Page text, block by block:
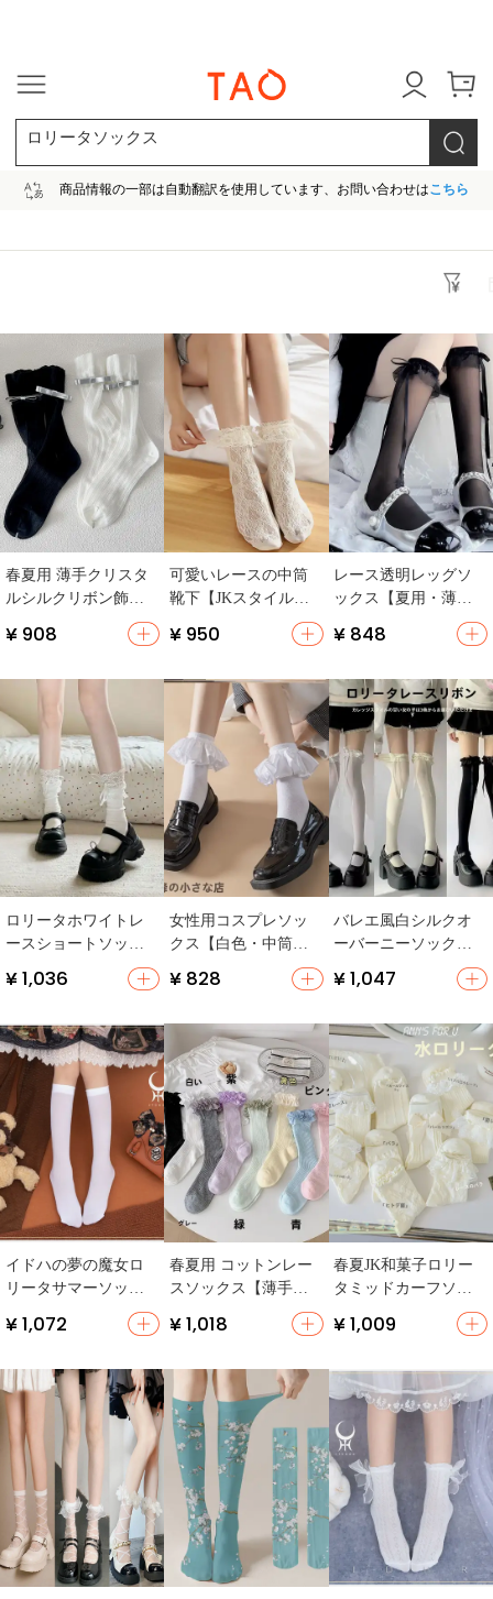
ロリータソックス
商品情報の一部は自動翻訳を使用しています、お問い合わせはこちら
春夏用 薄手クリスタ
ルシルクリボン飾り
ソックス【ラグジュ
アリー・ロリータス
¥ 908
可愛いレースの中筒
靴下【JKスタイル・
女子向け・極上の柔
らかさ】（セットア
¥ 950
レース透明レッグソ
ックス【夏用・薄
手・バレエ風・リボ
ン付き・ロリータス
¥ 848
ロリータホワイトレ
ースショートソック
¥ 1,036
女性用コスプレソッ
クス【白色・中筒・
フリルデザイン・ロ
リータスタイル】
¥ 828
バレエ風白シルクオ
ーバーニーソックス
¥ 1,047
イドハの夢の魔女ロ
リータサマーソック
¥ 1,072
春夏用 コットンレー
スソックス【薄手・
穴あけ不要・こだわ
りデザイン】（セッ
¥ 1,018
春夏JK和菓子ロリー
タミッドカーフソッ
¥ 1,009